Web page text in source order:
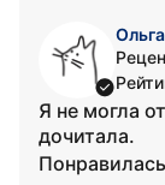
Я не могла
дочитала.